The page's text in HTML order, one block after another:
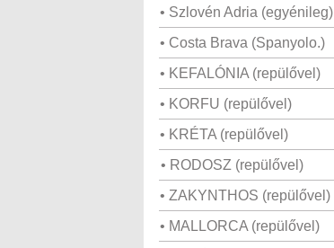
• Szlovén Adria (egyénileg)
• Costa Brava (Spanyolo.)
• KEFALÓNIA (repülővel)
• KORFU (repülővel)
• KRÉTA (repülővel)
• RODOSZ (repülővel)
• ZAKYNTHOS (repülővel)
• MALLORCA (repülővel)